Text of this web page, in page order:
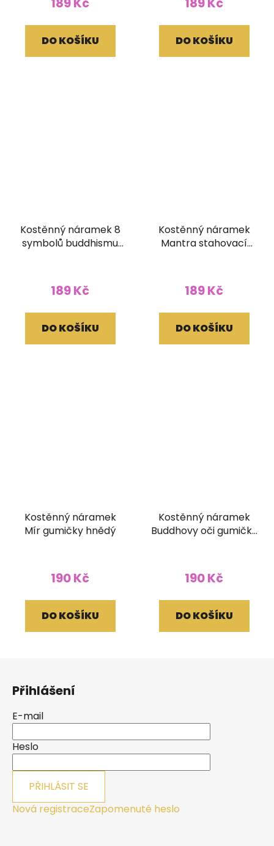
DO KOŠÍKU DO KOŠÍKU
Kostěnný náramek 8
symbolů buddhismu
189 Kč
DO KOŠÍKU
Kostěnný náramek
Mantra stahovací
189 Kč
DO KOŠÍKU
Kostěnný náramek
Mír gumičky hnědý
190 Kč
DO KOŠÍKU
Kostěnný náramek
Buddhovy oči gumičky
190 Kč
DO KOŠÍKU
Přihlášení
E-mail
Heslo
PŘIHLÁSIT SE
Nová registraceZapomenuté heslo